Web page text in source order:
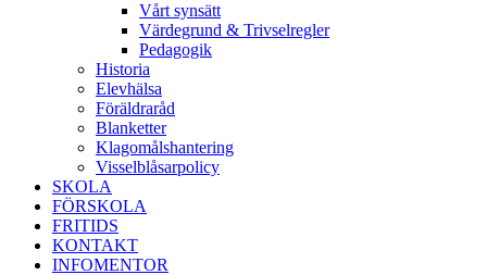
Vårt synsätt
Värdegrund & Trivselregler
Pedagogik
Historia
Elevhälsa
Föräldraråd
Blanketter
Klagomålshantering
Visselblåsarpolicy
SKOLA
FÖRSKOLA
FRITIDS
KONTAKT
INFOMENTOR